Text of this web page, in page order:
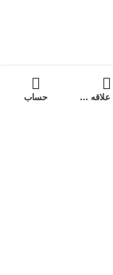
لیست علاقه مندی ها حساب